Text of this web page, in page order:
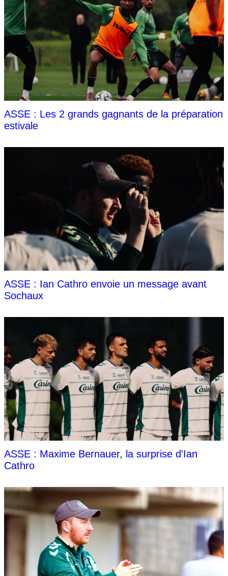
ASSE : Les 2 grands gagnants de la préparation
estivale
ASSE : Ian Cathro envoie un message avant
Sochaux
ASSE : Maxime Bernauer, la surprise d'Ian
Cathro